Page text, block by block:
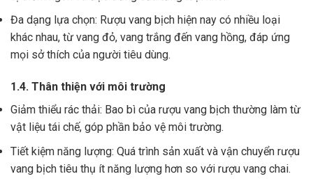
Đa dạng lựa chọn: Rượu vang bịch hiện nay có nhiều loại
khác nhau, từ vang đỏ, vang trắng đến vang hồng, đáp ứng
mọi sở thích của người tiêu dùng.
1.4. Thân thiện với môi trường
Giảm thiểu rác thải: Bao bì của rượu vang bịch thường làm từ
vật liệu tái chế, góp phần bảo vệ môi trường.
Tiết kiệm năng lượng: Quá trình sản xuất và vận chuyển rượu
vang bịch tiêu thụ ít năng lượng hơn so với rượu vang chai.